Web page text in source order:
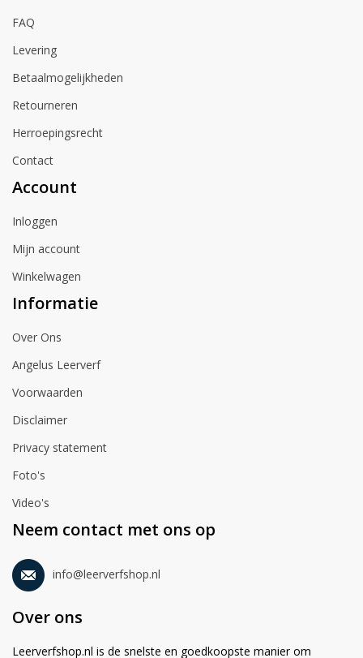
FAQ
Levering
Betaalmogelijkheden
Retourneren
Herroepingsrecht
Contact
Account
Inloggen
Mijn account
Winkelwagen
Informatie
Over Ons
Angelus Leerverf
Voorwaarden
Disclaimer
Privacy statement
Foto's
Video's
Neem contact met ons op
info@leerverfshop.nl
Over ons
Leerverfshop.nl is de snelste en goedkoopste manier om